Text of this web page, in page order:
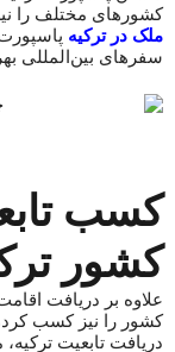
کشورهای مختلف را
ملک در ترکیه
سفرهای بین‌المللی
کسب
کشور
علاوه بر دریافت
کشور را نیز کسب